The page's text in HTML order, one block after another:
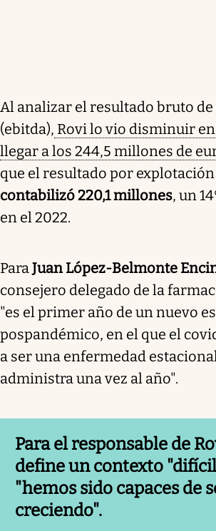
Al analizar el resultado bruto
(ebitda), Rovi lo vio disminuir en
llegar a los 244,5 millones de
que el resultado por explotación
contabilizó 220,1 millones, un
en el 2022.
ParaJuan López-Belmonte
consejero delegado de la
"es el primer año de un nuevo
pospandémico, en el que el
a ser una enfermedad
administra una vez al año".
Para el responsable de
define un contexto
"hemos sido capaces de
creciendo".